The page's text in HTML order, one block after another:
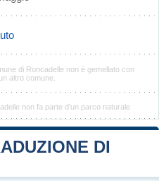
di Roncadelle non è gemellato con
altro comune.
non fa parte d'un parco naturale
DI